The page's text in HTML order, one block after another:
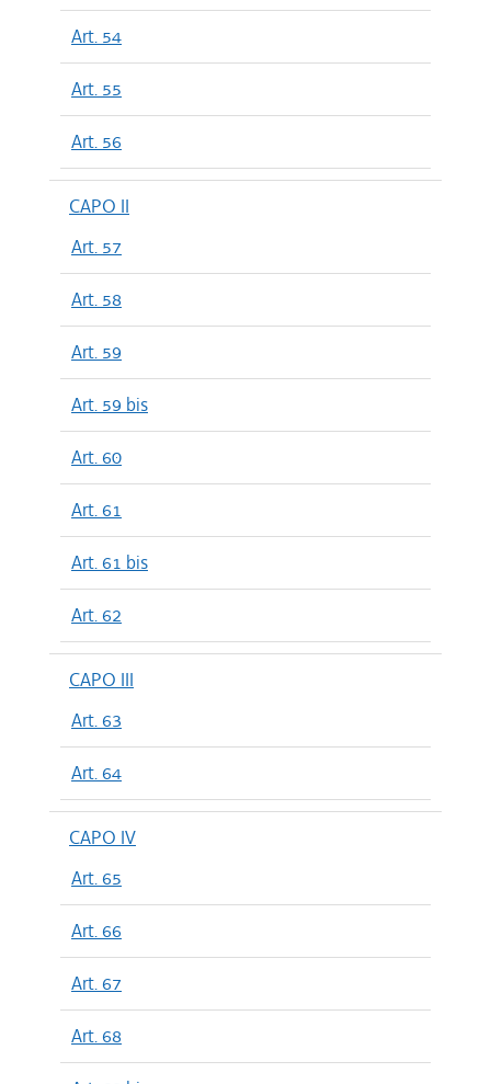
Art. 54
Art. 55
Art. 56
CAPO II
Art. 57
Art. 58
Art. 59
Art. 59 bis
Art. 60
Art. 61
Art. 61 bis
Art. 62
CAPO III
Art. 63
Art. 64
CAPO IV
Art. 65
Art. 66
Art. 67
Art. 68